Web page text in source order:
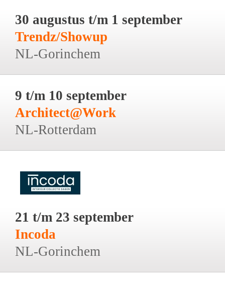
30 augustus t/m 1 september
Trendz/Showup
NL-Gorinchem
9 t/m 10 september
Architect@Work
NL-Rotterdam
21 t/m 23 september
Incoda
NL-Gorinchem